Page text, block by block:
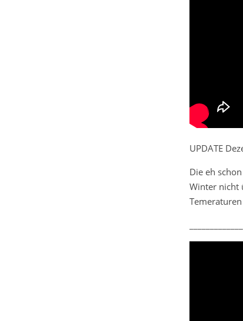
UPDATE
Die eh
Winter nicht